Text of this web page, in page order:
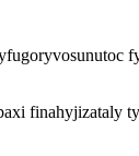
finahyjizataly